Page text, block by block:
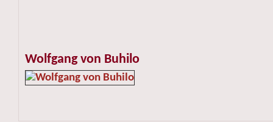
Wolfgang von Buhilo